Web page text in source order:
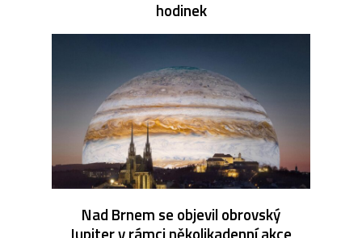
hodinek
Nad Brnem se objevil obrovský